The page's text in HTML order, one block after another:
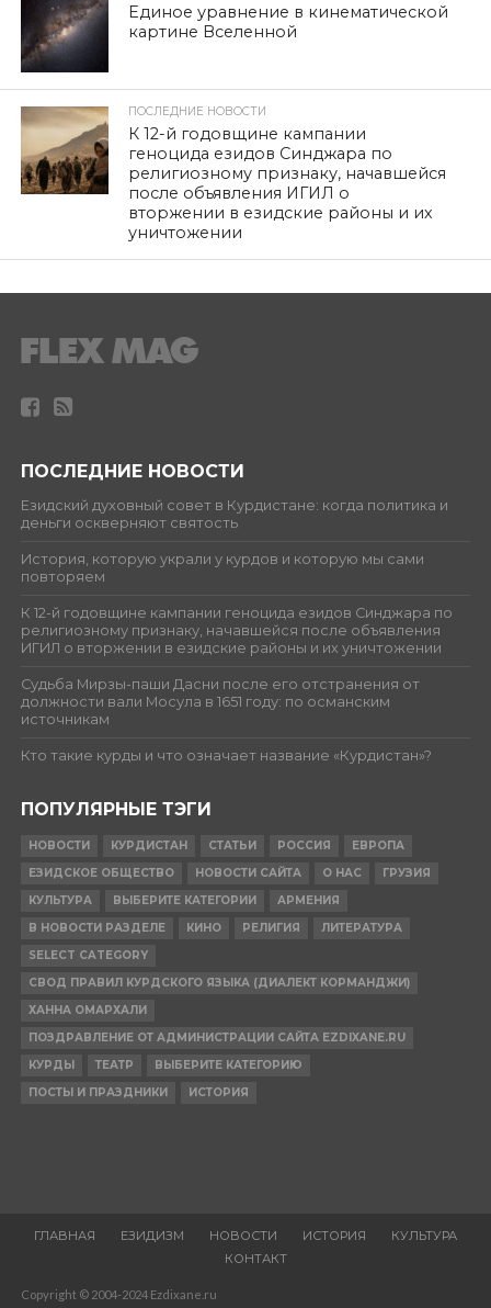
Единое уравнение в кинематической
картине Вселенной
ПОСЛЕДНИЕ НОВОСТИ
К 12-й годовщине кампании
геноцида езидов Синджара по
религиозному признаку, начавшейся
после объявления ИГИЛ о
вторжении в езидские районы и их
уничтожении
ПОСЛЕДНИЕ НОВОСТИ
Езидский духовный совет в Курдистане: когда политика и
деньги оскверняют святость
История, которую украли у курдов и которую мы сами
повторяем
К 12-й годовщине кампании геноцида езидов Синджара по
религиозному признаку, начавшейся после объявления
ИГИЛ о вторжении в езидские районы и их уничтожении
Судьба Мирзы-паши Дасни после его отстранения от
должности вали Мосула в 1651 году: по османским
источникам
Кто такие курды и что означает название «Курдистан»?
ПОПУЛЯРНЫЕ ТЭГИ
НОВОСТИ КУРДИСТАН СТАТЬИ РОССИЯ
ЕВРОПА
ЕЗИДСКОЕ ОБЩЕСТВО
НОВОСТИ САЙТА О НАС
ГРУЗИЯ
КУЛЬТУРА
ВЫБЕРИТЕ КАТЕГОРИИ
АРМЕНИЯ
В НОВОСТИ РАЗДЕЛЕ
КИНО РЕЛИГИЯ
ЛИТЕРАТУРА
SELECT CATEGORY
СВОД ПРАВИЛ КУРДСКОГО ЯЗЫКА (ДИАЛЕКТ КОРМАНДЖИ)
ХАННА ОМАРХАЛИ
ПОЗДРАВЛЕНИЕ ОТ АДМИНИСТРАЦИИ САЙТА EZDIXANE.RU
КУРДЫ
ТЕАТР
ВЫБЕРИТЕ КАТЕГОРИЮ
ПОСТЫ И ПРАЗДНИКИ
ИСТОРИЯ
ГЛАВНАЯ ЕЗИДИЗМ НОВОСТИ ИСТОРИЯ
КУЛЬТУРА
КОНТАКТ
Copyright © 2004-2024 Ezdixane.ru